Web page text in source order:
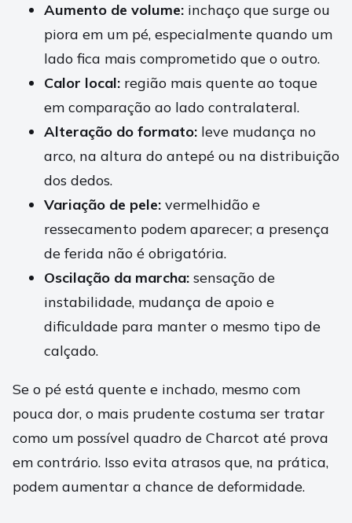
Aumento de volume: inchaço que surge ou
piora em um pé, especialmente quando um
lado fica mais comprometido que o outro.
Calor local: região mais quente ao toque
em comparação ao lado contralateral.
Alteração do formato: leve mudança no
arco, na altura do antepé ou na distribuição
dos dedos.
Variação de pele: vermelhidão e
ressecamento podem aparecer; a presença
de ferida não é obrigatória.
Oscilação da marcha: sensação de
instabilidade, mudança de apoio e
dificuldade para manter o mesmo tipo de
calçado.
Se o pé está quente e inchado, mesmo com
pouca dor, o mais prudente costuma ser tratar
como um possível quadro de Charcot até prova
em contrário. Isso evita atrasos que, na prática,
podem aumentar a chance de deformidade.